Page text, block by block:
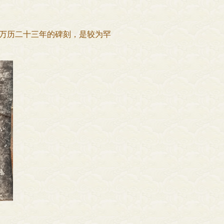
二十三年的碑刻，是较为罕